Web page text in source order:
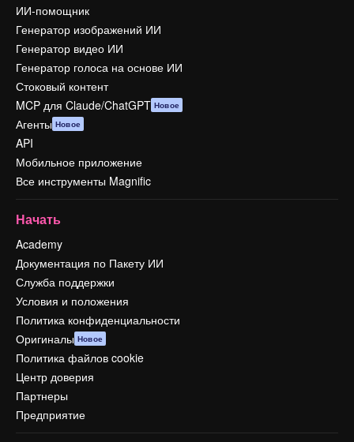
ИИ-помощник
Генератор изображений ИИ
Генератор видео ИИ
Генератор голоса на основе ИИ
Стоковый контент
MCP для Claude/ChatGPT Новое
Агенты Новое
API
Мобильное приложение
Все инструменты Magnific
Начать
Academy
Документация по Пакету ИИ
Служба поддержки
Условия и положения
Политика конфиденциальности
Оригиналы Новое
Политика файлов cookie
Центр доверия
Партнеры
Предприятие